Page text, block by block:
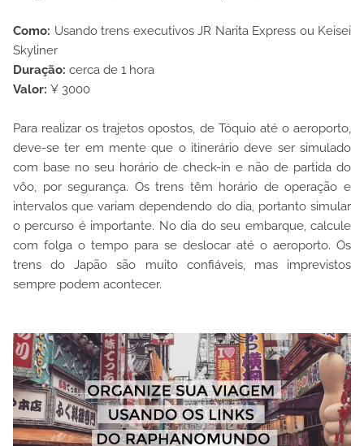
Como: Usando trens executivos JR Narita Express ou Keisei
Skyliner
Duração: cerca de 1 hora
Valor: ¥ 3000
Para realizar os trajetos opostos, de Tóquio até o aeroporto,
deve-se ter em mente que o itinerário deve ser simulado
com base no seu horário de check-in e não de partida do
vôo, por segurança. Os trens têm horário de operação e
intervalos que variam dependendo do dia, portanto simular
o percurso é importante. No dia do seu embarque, calcule
com folga o tempo para se deslocar até o aeroporto. Os
trens do Japão são muito confiáveis, mas imprevistos
sempre podem acontecer.